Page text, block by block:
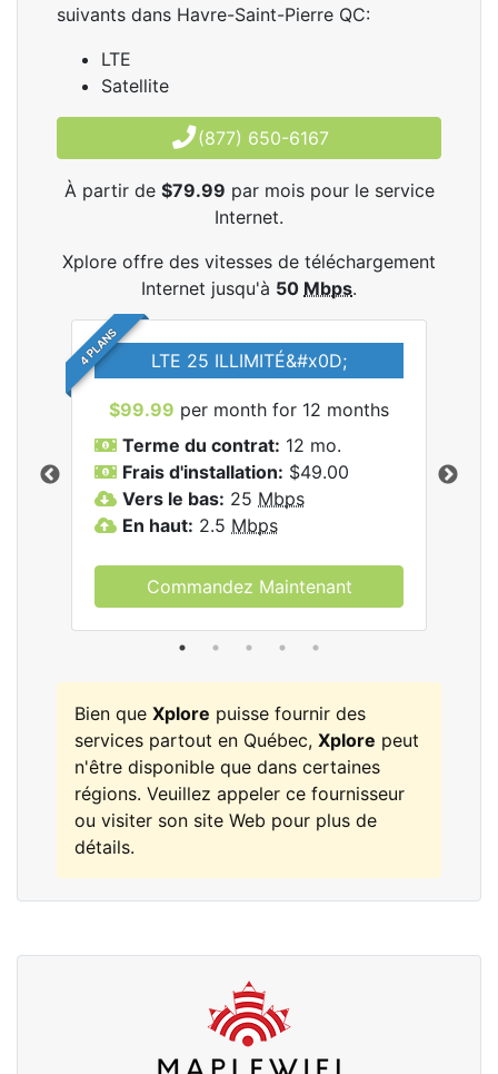
suivants dans Havre-Saint-Pierre QC:
LTE
Satellite
(877) 650-6167
À partir de $79.99 par mois pour le service
Internet.
Xplore offre des vitesses de téléchargement
Internet jusqu'à 50 Mbps.
4 PLANS LTE 25 ILLIMITÉ&#x0D;
$99.99 per month for 12 months
Terme du contrat: 12 mo.
Frais d'installation: $49.00
Vers le bas: 25 Mbps
En haut: 2.5 Mbps
Commandez Maintenant
Bien que Xplore puisse fournir des
services partout en Québec, Xplore peut
n'être disponible que dans certaines
régions. Veuillez appeler ce fournisseur
ou visiter son site Web pour plus de
détails.